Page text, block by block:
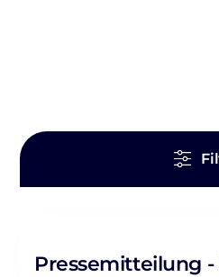
Pressemitteilung